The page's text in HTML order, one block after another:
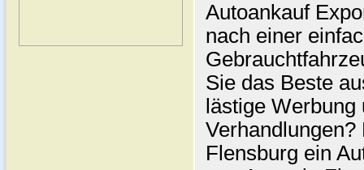
Autoankauf
nach einer
Sie das Beste
lästige
Flensburg ein